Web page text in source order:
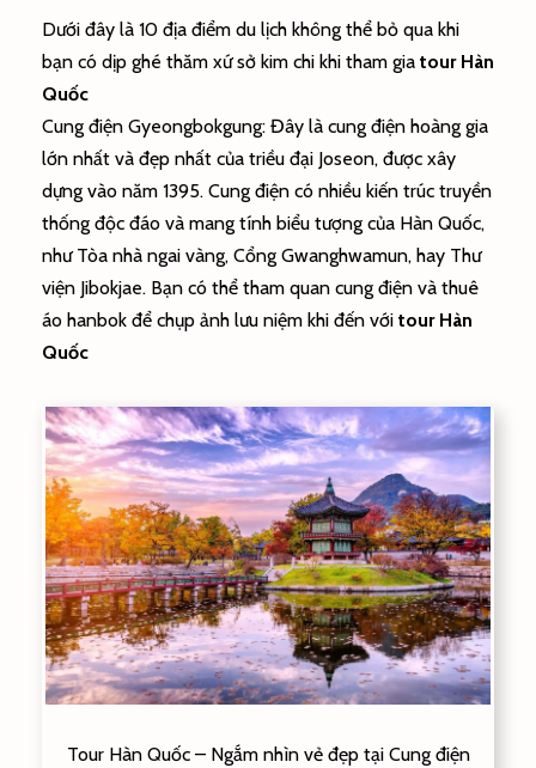
Dưới đây là 10 địa điểm du lịch không thể bỏ qua khi
bạn có dịp ghé thăm xứ sở kim chi khi tham gia tour Hàn
Quốc
Cung điện Gyeongbokgung: Đây là cung điện hoàng gia
lớn nhất và đẹp nhất của triều đại Joseon, được xây
dựng vào năm 1395. Cung điện có nhiều kiến trúc truyền
thống độc đáo và mang tính biểu tượng của Hàn Quốc,
như Tòa nhà ngai vàng, Cổng Gwanghwamun, hay Thư
viện Jibokjae. Bạn có thể tham quan cung điện và thuê
áo hanbok để chụp ảnh lưu niệm khi đến với tour Hàn
Quốc
Tour Hàn Quốc – Ngắm nhìn vẻ đẹp tại Cung điện